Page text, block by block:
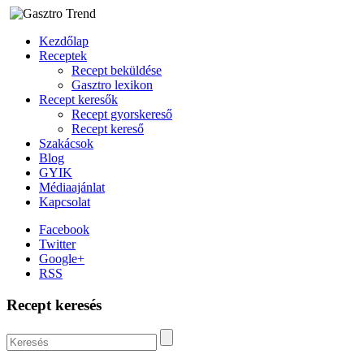
Kezdőlap
Receptek
Recept beküldése
Gasztro lexikon
Recept keresők
Recept gyorskereső
Recept kereső
Szakácsok
Blog
GYIK
Médiaajánlat
Kapcsolat
Facebook
Twitter
Google+
RSS
Recept keresés